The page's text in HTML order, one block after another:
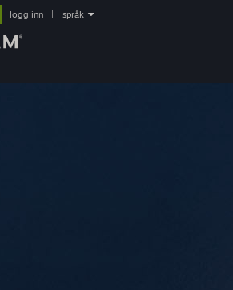
logg inn språk